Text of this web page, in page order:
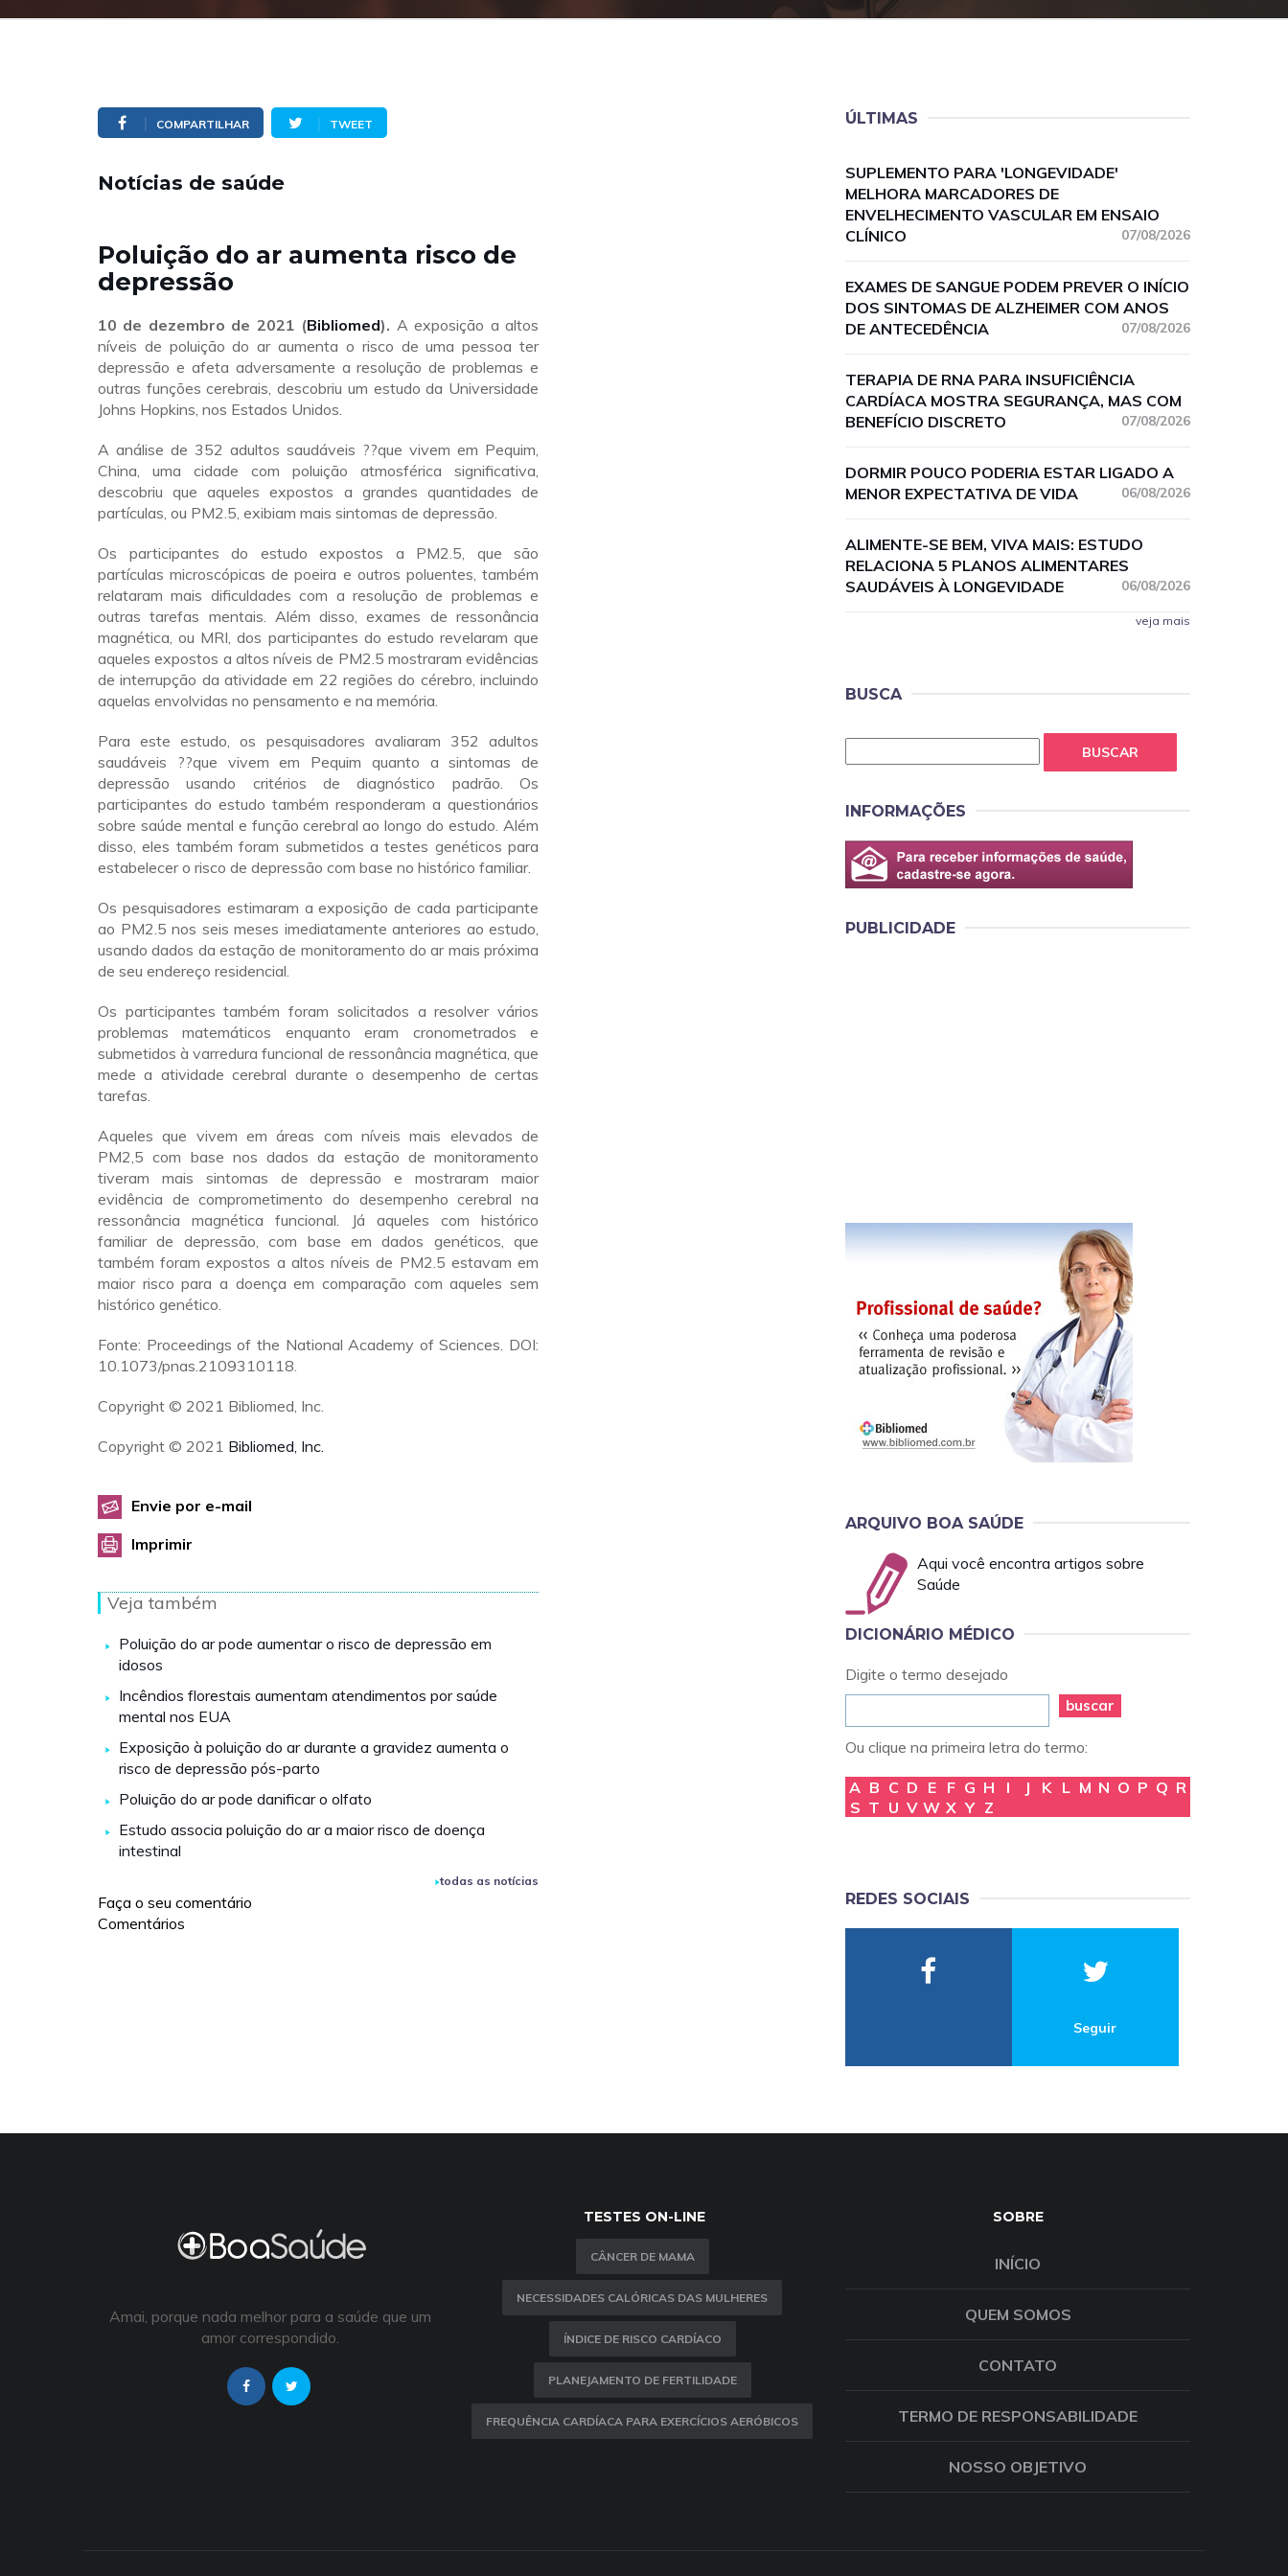
COMPARTILHAR TWEET
Notícias de saúde
Poluição do ar aumenta risco de
depressão
10 de dezembro de 2021 (Bibliomed). A exposição a altos
níveis de poluição do ar aumenta o risco de uma pessoa ter
depressão e afeta adversamente a resolução de problemas e
outras funções cerebrais, descobriu um estudo da Universidade
Johns Hopkins, nos Estados Unidos.
A análise de 352 adultos saudáveis ??que vivem em Pequim,
China, uma cidade com poluição atmosférica significativa,
descobriu que aqueles expostos a grandes quantidades de
partículas, ou PM2.5, exibiam mais sintomas de depressão.
Os participantes do estudo expostos a PM2.5, que são
partículas microscópicas de poeira e outros poluentes, também
relataram mais dificuldades com a resolução de problemas e
outras tarefas mentais. Além disso, exames de ressonância
magnética, ou MRI, dos participantes do estudo revelaram que
aqueles expostos a altos níveis de PM2.5 mostraram evidências
de interrupção da atividade em 22 regiões do cérebro, incluindo
aquelas envolvidas no pensamento e na memória.
Para este estudo, os pesquisadores avaliaram 352 adultos
saudáveis ??que vivem em Pequim quanto a sintomas de
depressão usando critérios de diagnóstico padrão. Os
participantes do estudo também responderam a questionários
sobre saúde mental e função cerebral ao longo do estudo. Além
disso, eles também foram submetidos a testes genéticos para
estabelecer o risco de depressão com base no histórico familiar.
Os pesquisadores estimaram a exposição de cada participante
ao PM2.5 nos seis meses imediatamente anteriores ao estudo,
usando dados da estação de monitoramento do ar mais próxima
de seu endereço residencial.
Os participantes também foram solicitados a resolver vários
problemas matemáticos enquanto eram cronometrados e
submetidos à varredura funcional de ressonância magnética, que
mede a atividade cerebral durante o desempenho de certas
tarefas.
Aqueles que vivem em áreas com níveis mais elevados de
PM2,5 com base nos dados da estação de monitoramento
tiveram mais sintomas de depressão e mostraram maior
evidência de comprometimento do desempenho cerebral na
ressonância magnética funcional. Já aqueles com histórico
familiar de depressão, com base em dados genéticos, que
também foram expostos a altos níveis de PM2.5 estavam em
maior risco para a doença em comparação com aqueles sem
histórico genético.
Fonte: Proceedings of the National Academy of Sciences. DOI:
10.1073/pnas.2109310118.
Copyright © 2021 Bibliomed, Inc.
Copyright © 2021 Bibliomed, Inc.
Envie por e-mail
Imprimir
Veja também
Poluição do ar pode aumentar o risco de depressão em
idosos
Incêndios florestais aumentam atendimentos por saúde
mental nos EUA
Exposição à poluição do ar durante a gravidez aumenta o
risco de depressão pós-parto
Poluição do ar pode danificar o olfato
Estudo associa poluição do ar a maior risco de doença
intestinal
todas as notícias
Faça o seu comentário
Comentários
ÚLTIMAS
SUPLEMENTO PARA 'LONGEVIDADE'
MELHORA MARCADORES DE
ENVELHECIMENTO VASCULAR EM ENSAIO
CLÍNICO
07/08/2026
EXAMES DE SANGUE PODEM PREVER O INÍCIO
DOS SINTOMAS DE ALZHEIMER COM ANOS
DE ANTECEDÊNCIA
07/08/2026
TERAPIA DE RNA PARA INSUFICIÊNCIA
CARDÍACA MOSTRA SEGURANÇA, MAS COM
BENEFÍCIO DISCRETO
07/08/2026
DORMIR POUCO PODERIA ESTAR LIGADO A
MENOR EXPECTATIVA DE VIDA
06/08/2026
ALIMENTE-SE BEM, VIVA MAIS: ESTUDO
RELACIONA 5 PLANOS ALIMENTARES
SAUDÁVEIS À LONGEVIDADE
06/08/2026
veja mais
BUSCA
BUSCAR
INFORMAÇÕES
PUBLICIDADE
ARQUIVO BOA SAÚDE
Aqui você encontra artigos sobre
Saúde
DICIONÁRIO MÉDICO
Digite o termo desejado
buscar
Ou clique na primeira letra do termo:
A B C D E F G H I J K L M N O P Q R
S T U V W X Y Z
REDES SOCIAIS
Seguir
Amai, porque nada melhor para a saúde que um
amor correspondido.
TESTES ON-LINE
CÂNCER DE MAMA
NECESSIDADES CALÓRICAS DAS MULHERES
ÍNDICE DE RISCO CARDÍACO
PLANEJAMENTO DE FERTILIDADE
FREQUÊNCIA CARDÍACA PARA EXERCÍCIOS AERÓBICOS
SOBRE
INÍCIO
QUEM SOMOS
CONTATO
TERMO DE RESPONSABILIDADE
NOSSO OBJETIVO